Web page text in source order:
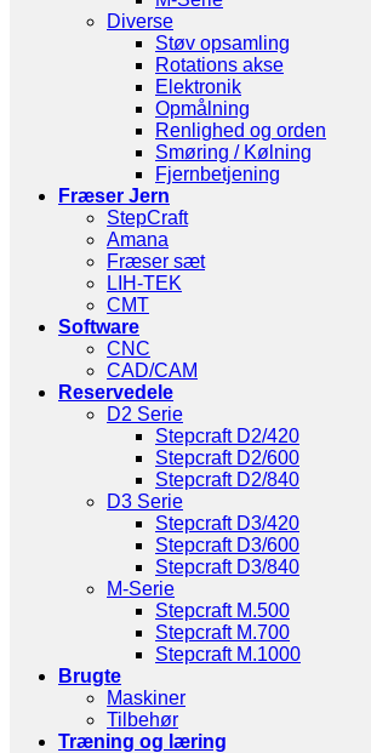
Diverse
Støv opsamling
Rotations akse
Elektronik
Opmålning
Renlighed og orden
Smøring / Kølning
Fjernbetjening
Fræser Jern
StepCraft
Amana
Fræser sæt
LIH-TEK
CMT
Software
CNC
CAD/CAM
Reservedele
D2 Serie
Stepcraft D2/420
Stepcraft D2/600
Stepcraft D2/840
D3 Serie
Stepcraft D3/420
Stepcraft D3/600
Stepcraft D3/840
M-Serie
Stepcraft M.500
Stepcraft M.700
Stepcraft M.1000
Brugte
Maskiner
Tilbehør
Træning og læring